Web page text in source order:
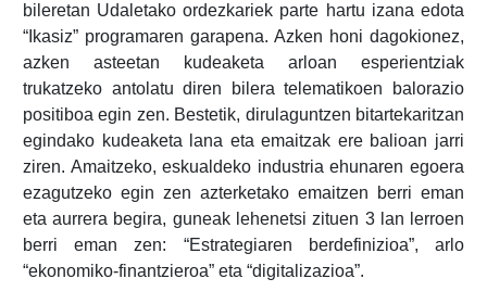
bileretan Udaletako ordezkariek parte hartu izana edota
“Ikasiz” programaren garapena. Azken honi dagokionez,
azken asteetan kudeaketa arloan esperientziak
trukatzeko antolatu diren bilera telematikoen balorazio
positiboa egin zen. Bestetik, dirulaguntzen bitartekaritzan
egindako kudeaketa lana eta emaitzak ere balioan jarri
ziren. Amaitzeko, eskualdeko industria ehunaren egoera
ezagutzeko egin zen azterketako emaitzen berri eman
eta aurrera begira, guneak lehenetsi zituen 3 lan lerroen
berri eman zen: “Estrategiaren berdefinizioa”, arlo
“ekonomiko-finantzieroa” eta “digitalizazioa”.